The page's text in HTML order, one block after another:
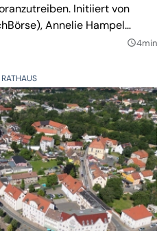
Initiiert von
Annelie Hampel
und Stephan Kühn (DRK),
unter dem Motto:
query_builder4min